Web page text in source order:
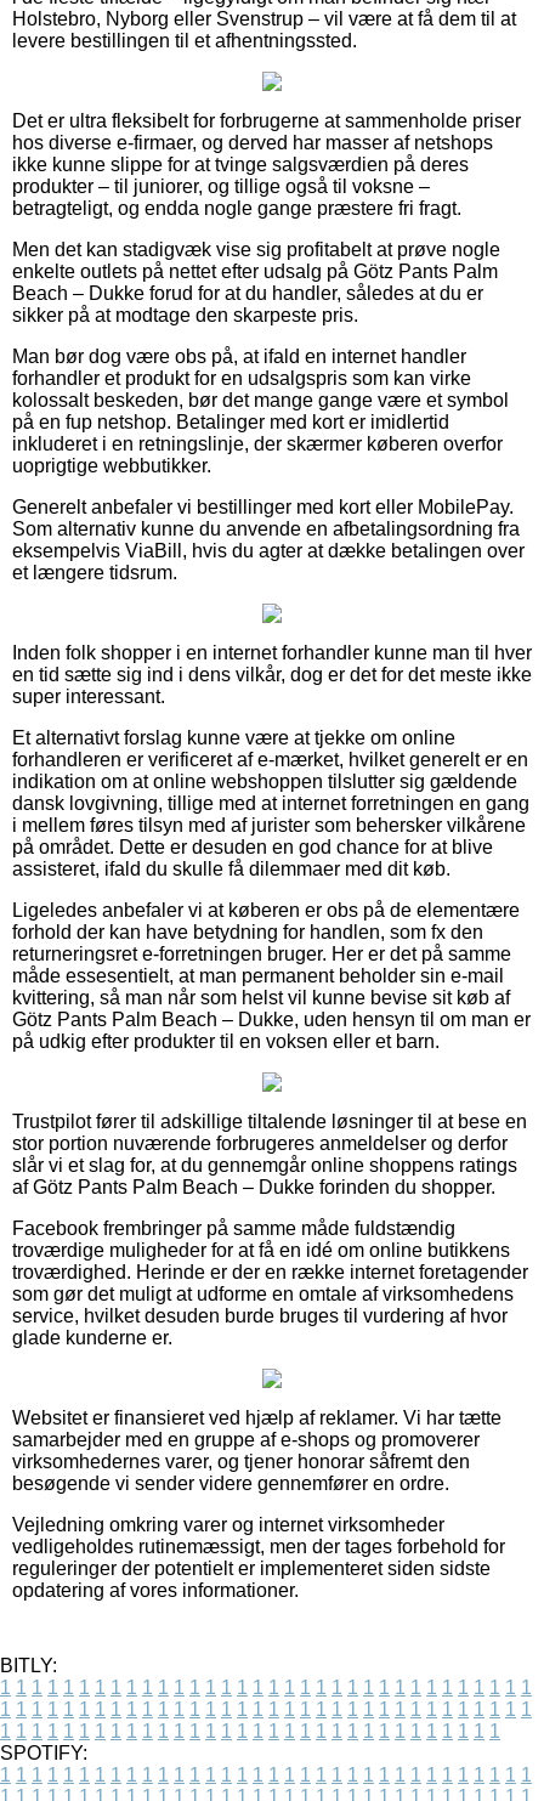
Holstebro, Nyborg eller Svenstrup – vil være at få dem til at
levere bestillingen til et afhentningssted.
Det er ultra fleksibelt for forbrugerne at sammenholde priser
hos diverse e-firmaer, og derved har masser af netshops
ikke kunne slippe for at tvinge salgsværdien på deres
produkter – til juniorer, og tillige også til voksne –
betragteligt, og endda nogle gange præstere fri fragt.
Men det kan stadigvæk vise sig profitabelt at prøve nogle
enkelte outlets på nettet efter udsalg på Götz Pants Palm
Beach – Dukke forud for at du handler, således at du er
sikker på at modtage den skarpeste pris.
Man bør dog være obs på, at ifald en internet handler
forhandler et produkt for en udsalgspris som kan virke
kolossalt beskeden, bør det mange gange være et symbol
på en fup netshop. Betalinger med kort er imidlertid
inkluderet i en retningslinje, der skærmer køberen overfor
uoprigtige webbutikker.
Generelt anbefaler vi bestillinger med kort eller MobilePay.
Som alternativ kunne du anvende en afbetalingsordning fra
eksempelvis ViaBill, hvis du agter at dække betalingen over
et længere tidsrum.
Inden folk shopper i en internet forhandler kunne man til hver
en tid sætte sig ind i dens vilkår, dog er det for det meste ikke
super interessant.
Et alternativt forslag kunne være at tjekke om online
forhandleren er verificeret af e-mærket, hvilket generelt er en
indikation om at online webshoppen tilslutter sig gældende
dansk lovgivning, tillige med at internet forretningen en gang
i mellem føres tilsyn med af jurister som behersker vilkårene
på området. Dette er desuden en god chance for at blive
assisteret, ifald du skulle få dilemmaer med dit køb.
Ligeledes anbefaler vi at køberen er obs på de elementære
forhold der kan have betydning for handlen, som fx den
returneringsret e-forretningen bruger. Her er det på samme
måde essesentielt, at man permanent beholder sin e-mail
kvittering, så man når som helst vil kunne bevise sit køb af
Götz Pants Palm Beach – Dukke, uden hensyn til om man er
på udkig efter produkter til en voksen eller et barn.
Trustpilot fører til adskillige tiltalende løsninger til at bese en
stor portion nuværende forbrugeres anmeldelser og derfor
slår vi et slag for, at du gennemgår online shoppens ratings
af Götz Pants Palm Beach – Dukke forinden du shopper.
Facebook frembringer på samme måde fuldstændig
troværdige muligheder for at få en idé om online butikkens
troværdighed. Herinde er der en række internet foretagender
som gør det muligt at udforme en omtale af virksomhedens
service, hvilket desuden burde bruges til vurdering af hvor
glade kunderne er.
Websitet er finansieret ved hjælp af reklamer. Vi har tætte
samarbejder med en gruppe af e-shops og promoverer
virksomhedernes varer, og tjener honorar såfremt den
besøgende vi sender videre gennemfører en ordre.
Vejledning omkring varer og internet virksomheder
vedligeholdes rutinemæssigt, men der tages forbehold for
reguleringer der potentielt er implementeret siden sidste
opdatering af vores informationer.
BITLY:
1 1 1 1 1 1 1 1 1 1 1 1 1 1 1 1 1 1 1 1 1 1 1 1 1 1 1 1 1 1 1 1 1 1
1 1 1 1 1 1 1 1 1 1 1 1 1 1 1 1 1 1 1 1 1 1 1 1 1 1 1 1 1 1 1 1 1 1
1 1 1 1 1 1 1 1 1 1 1 1 1 1 1 1 1 1 1 1 1 1 1 1 1 1 1 1 1 1 1 1
SPOTIFY:
1 1 1 1 1 1 1 1 1 1 1 1 1 1 1 1 1 1 1 1 1 1 1 1 1 1 1 1 1 1 1 1 1 1
1 1 1 1 1 1 1 1 1 1 1 1 1 1 1 1 1 1 1 1 1 1 1 1 1 1 1 1 1 1 1 1 1 1